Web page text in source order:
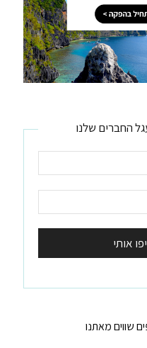
החברים שלנו
שווים מאתנו